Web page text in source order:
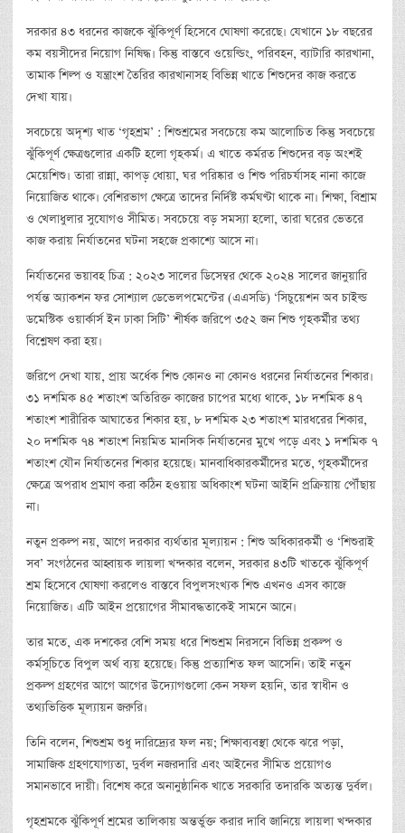
সরকার ৪৩ ধরনের কাজকে ঝুঁকিপূর্ণ হিসেবে ঘোষণা করেছে। যেখানে ১৮ বছরের
কম বয়সীদের নিয়োগ নিষিদ্ধ। কিন্তু বাস্তবে ওয়েল্ডিং, পরিবহন, ব্যাটারি কারখানা,
তামাক শিল্প ও যন্ত্রাংশ তৈরির কারখানাসহ বিভিন্ন খাতে শিশুদের কাজ করতে
দেখা যায়।
সবচেয়ে অদৃশ্য খাত ‘গৃহশ্রম’ : শিশুশ্রমের সবচেয়ে কম আলোচিত কিন্তু সবচেয়ে
ঝুঁকিপূর্ণ ক্ষেত্রগুলোর একটি হলো গৃহকর্ম। এ খাতে কর্মরত শিশুদের বড় অংশই
মেয়েশিশু। তারা রান্না, কাপড় ধোয়া, ঘর পরিষ্কার ও শিশু পরিচর্যাসহ নানা কাজে
নিয়োজিত থাকে। বেশিরভাগ ক্ষেত্রে তাদের নির্দিষ্ট কর্মঘণ্টা থাকে না। শিক্ষা, বিশ্রাম
ও খেলাধুলার সুযোগও সীমিত। সবচেয়ে বড় সমস্যা হলো, তারা ঘরের ভেতরে
কাজ করায় নির্যাতনের ঘটনা সহজে প্রকাশ্যে আসে না।
নির্যাতনের ভয়াবহ চিত্র : ২০২৩ সালের ডিসেম্বর থেকে ২০২৪ সালের জানুয়ারি
পর্যন্ত অ্যাকশন ফর সোশ্যাল ডেভেলপমেন্টের (এএসডি) ‘সিচুয়েশন অব চাইল্ড
ডমেস্টিক ওয়ার্কার্স ইন ঢাকা সিটি’ শীর্ষক জরিপে ৩৫২ জন শিশু গৃহকর্মীর তথ্য
বিশ্লেষণ করা হয়।
জরিপে দেখা যায়, প্রায় অর্ধেক শিশু কোনও না কোনও ধরনের নির্যাতনের শিকার।
৩১ দশমিক ৪৫ শতাংশ অতিরিক্ত কাজের চাপের মধ্যে থাকে, ১৮ দশমিক ৪৭
শতাংশ শারীরিক আঘাতের শিকার হয়, ৮ দশমিক ২৩ শতাংশ মারধরের শিকার,
২০ দশমিক ৭৪ শতাংশ নিয়মিত মানসিক নির্যাতনের মুখে পড়ে এবং ১ দশমিক ৭
শতাংশ যৌন নির্যাতনের শিকার হয়েছে। মানবাধিকারকর্মীদের মতে, গৃহকর্মীদের
ক্ষেত্রে অপরাধ প্রমাণ করা কঠিন হওয়ায় অধিকাংশ ঘটনা আইনি প্রক্রিয়ায় পৌঁছায়
না।
নতুন প্রকল্প নয়, আগে দরকার ব্যর্থতার মূল্যায়ন : শিশু অধিকারকর্মী ও ‘শিশুরাই
সব’ সংগঠনের আহ্বায়ক লায়লা খন্দকার বলেন, সরকার ৪৩টি খাতকে ঝুঁকিপূর্ণ
শ্রম হিসেবে ঘোষণা করলেও বাস্তবে বিপুলসংখ্যক শিশু এখনও এসব কাজে
নিয়োজিত। এটি আইন প্রয়োগের সীমাবদ্ধতাকেই সামনে আনে।
তার মতে, এক দশকের বেশি সময় ধরে শিশুশ্রম নিরসনে বিভিন্ন প্রকল্প ও
কর্মসূচিতে বিপুল অর্থ ব্যয় হয়েছে। কিন্তু প্রত্যাশিত ফল আসেনি। তাই নতুন
প্রকল্প গ্রহণের আগে আগের উদ্যোগগুলো কেন সফল হয়নি, তার স্বাধীন ও
তথ্যভিত্তিক মূল্যায়ন জরুরি।
তিনি বলেন, শিশুশ্রম শুধু দারিদ্র্যের ফল নয়; শিক্ষাব্যবস্থা থেকে ঝরে পড়া,
সামাজিক গ্রহণযোগ্যতা, দুর্বল নজরদারি এবং আইনের সীমিত প্রয়োগও
সমানভাবে দায়ী। বিশেষ করে অনানুষ্ঠানিক খাতে সরকারি তদারকি অত্যন্ত দুর্বল।
গৃহশ্রমকে ঝুঁকিপূর্ণ শ্রমের তালিকায় অন্তর্ভুক্ত করার দাবি জানিয়ে লায়লা খন্দকার